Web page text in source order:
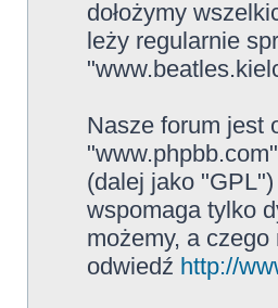
dołożymy
leży regularnie
Nasze forum jest
(dalej jako
wspomaga tylko
możemy, a
odwiedź http://